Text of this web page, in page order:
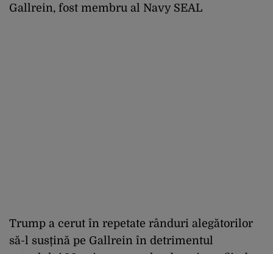
Gallrein, fost membru al Navy SEAL
Trump a cerut în repetate rânduri alegătorilor
să-l susțină pe Gallrein în detrimentul